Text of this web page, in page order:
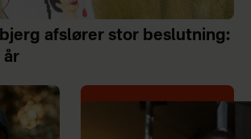
afslører stor beslutning:
år